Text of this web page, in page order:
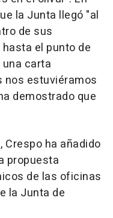
la Junta llegó "al
de sus
el punto de
carta
nos estuviéramos
demostrado que
ha añadido
propuesta
de las oficinas
la Junta de